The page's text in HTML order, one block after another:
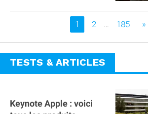
Vous êtes sur la page
1 2 … 185 »
TESTS & ARTICLES
Keynote Apple : voici